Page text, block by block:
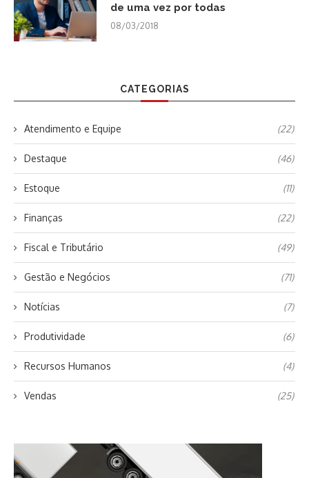
de uma vez por todas
08/03/2018
CATEGORIAS
Atendimento e Equipe (22)
Destaque (46)
Estoque (11)
Finanças (22)
Fiscal e Tributário (49)
Gestão e Negócios (71)
Notícias (7)
Produtividade (6)
Recursos Humanos (4)
Vendas (25)